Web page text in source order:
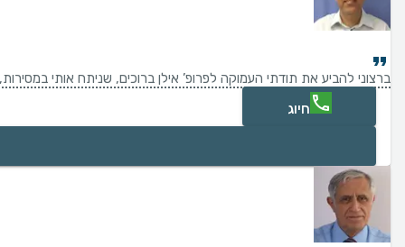
ברצוני להביע את תודתי העמוקה לפרופ’ אילן ברוכים, שניתח אותי
חיוג